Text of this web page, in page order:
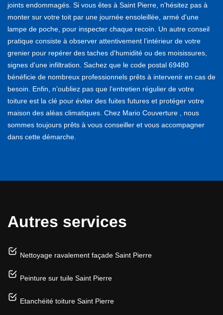
joints endommagés. Si vous êtes à Saint Pierre, n'hésitez pas à
monter sur votre toit par une journée ensoleillée, armé d'une
lampe de poche, pour inspecter chaque recoin. Un autre conseil
pratique consiste à observer attentivement l’intérieur de votre
grenier pour repérer des taches d'humidité ou des moisissures,
signes d'une infiltration. Sachez que le code postal 69480
bénéficie de nombreux professionnels prêts à intervenir en cas de
besoin. Enfin, n’oubliez pas que l’entretien régulier de votre
toiture est la clé pour éviter des fuites futures et protéger votre
maison des aléas climatiques. Chez Mario Couverture , nous
sommes toujours prêts à vous conseiller et vous accompagner
dans cette démarche.
Autres services
Nettoyage ravalement façade Saint Pierre
Peinture sur tuile Saint Pierre
Etanchéité toiture Saint Pierre